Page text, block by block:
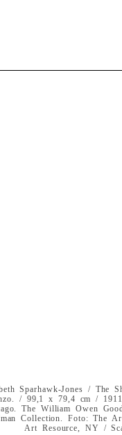
Sparhawk-Jones / The
/ 99,1 x 79,4 cm /
The William Owen
Collection. Foto: The
Art Resource, NY /